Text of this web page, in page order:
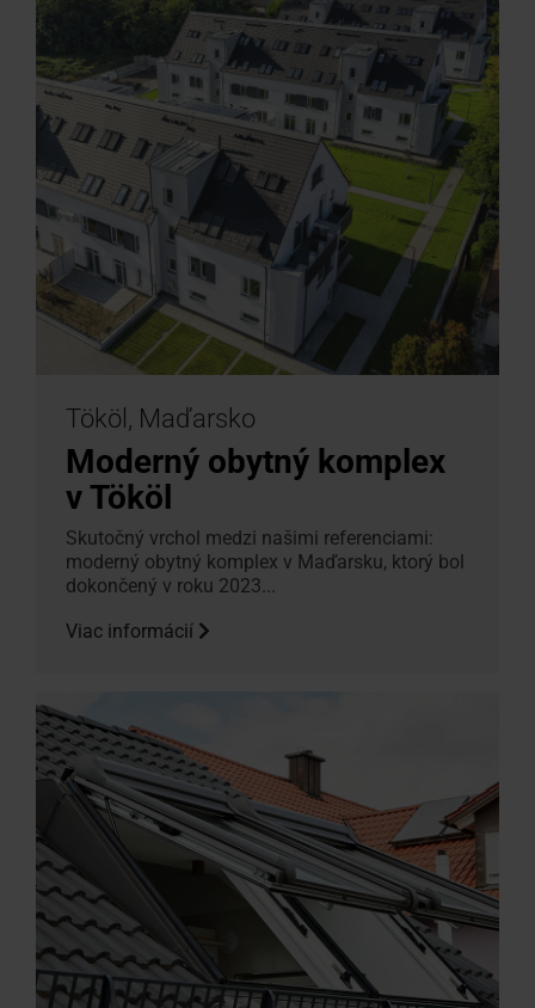
Tököl, Maďarsko
Moderný obytný komplex
v Tököl
Skutočný vrchol medzi našimi referenciami:
moderný obytný komplex v Maďarsku, ktorý bol
dokončený v roku 2023...
Viac informácií